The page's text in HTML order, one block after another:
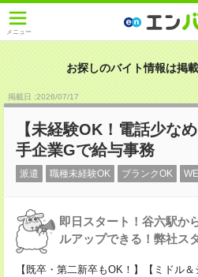
メニュー
お探しのバイト情報は掲
掲載日 :2026/07/17
【未経験OK！電話少な
手企業Gで給与事務
派遣 職種未経験OK ブランクOK
即日スタート！谷六駅か
ルアップできる！弊社ス
【既卒・第二新卒もOK！】【ミドル